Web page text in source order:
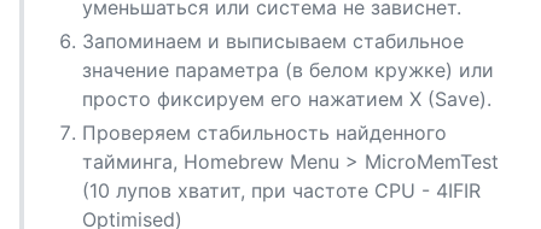
уменьшаться или система не зависнет.
Запоминаем и выписываем стабильное
значение параметра (в белом кружке) или
просто фиксируем его нажатием X (Save).
Проверяем стабильность найденного
тайминга, Homebrew Menu > MicroMemTest
(10 лупов хватит, при частоте CPU - 4IFIR
Optimised)